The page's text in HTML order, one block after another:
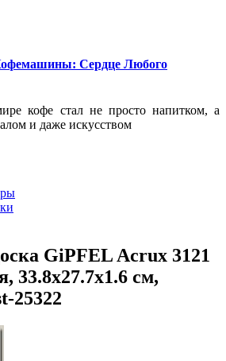
Сердце Любого
кофе стал не просто напитком, а
и даже искусством
GiPFEL Acrux 3121
33.8х27.7х1.6 см,
25322